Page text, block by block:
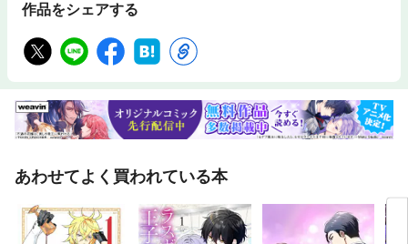
作品をシェアする
あわせてよく買われている本